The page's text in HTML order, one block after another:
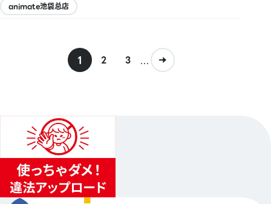
animate池袋总店
1 2 3 ...